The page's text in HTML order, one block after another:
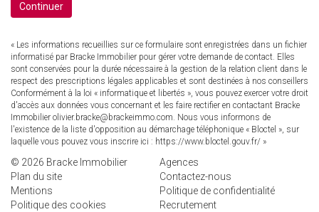
Continuer
« Les informations recueillies sur ce formulaire sont enregistrées dans un fichier
informatisé par Bracke Immobilier pour gérer votre demande de contact. Elles
sont conservées pour la durée nécessaire à la gestion de la relation client dans le
respect des prescriptions légales applicables et sont destinées à nos conseillers
Conformément à la loi « informatique et libertés », vous pouvez exercer votre droit
d'accès aux données vous concernant et les faire rectifier en contactant Bracke
Immobilier olivier.bracke@brackeimmo.com. Nous vous informons de
l'existence de la liste d'opposition au démarchage téléphonique « Bloctel », sur
laquelle vous pouvez vous inscrire ici : https://www.bloctel.gouv.fr/ »
© 2026 Bracke Immobilier
Agences
Plan du site
Contactez-nous
Mentions
Politique de confidentialité
Politique des cookies
Recrutement